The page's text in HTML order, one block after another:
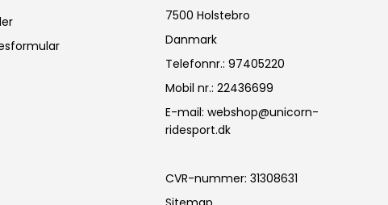
7500 Holstebro
Danmark
Telefonnr.: 97405220
Mobil nr.: 22436699
E-mail: webshop@unicorn-
ridesport.dk
CVR-nummer: 31308631